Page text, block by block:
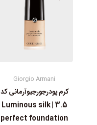
Giorgio Armani
کرم پودرجورجیوآرمانی کد
3.5 | Luminous silk
perfect foundation